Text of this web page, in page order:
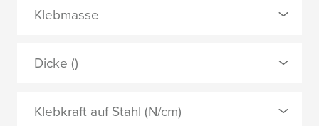
0 Ausgewählt
PU-Folie
Klebmasse
0 Ausgewählt
Reinacrylat
Dicke ()
Klebkraft auf Stahl (N/cm)